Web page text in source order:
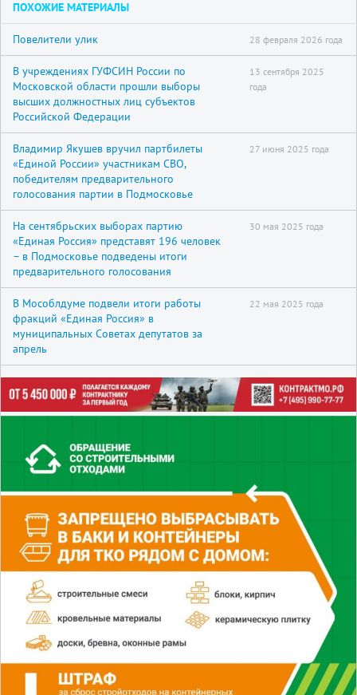
ПОХОЖИЕ МАТЕРИАЛЫ
Повелители улик 28 февраля 2026 года
В учреждениях ГУФСИН России по
Московской области прошли выборы
высших должностных лиц субъектов
Российской Федерации
13 сентября 2025
года
Владимир Якушев вручил партбилеты
«Единой России» участникам СВО,
победителям предварительного
голосования партии в Подмосковье
27 июня 2025 года
На сентябрьских выборах партию
«Единая Россия» представят 196 человек
– в Подмосковье подведены итоги
предварительного голосования
30 мая 2025 года
В Мособлдуме подвели итоги работы
фракций «Единая Россия» в
муниципальных Советах депутатов за
апрель
22 мая 2025 года